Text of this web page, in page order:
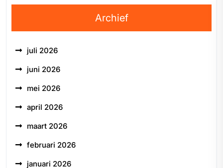
Archief
juli 2026
juni 2026
mei 2026
april 2026
maart 2026
februari 2026
januari 2026